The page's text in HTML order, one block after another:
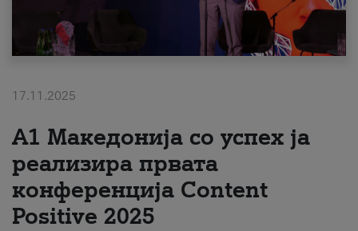
Поддршка
Надополни кредит
#ПодобарОнлајн
17.11.2025
А1 Македонија со успех ја
реализира првата
конференција Content
Positive 2025